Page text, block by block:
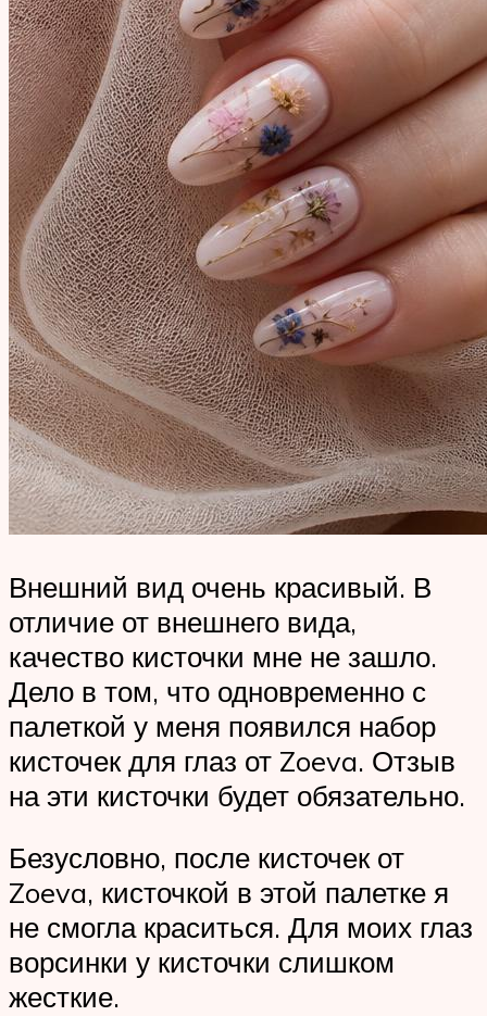
Внешний вид очень красивый. В
отличие от внешнего вида,
качество кисточки мне не зашло.
Дело в том, что одновременно с
палеткой у меня появился набор
кисточек для глаз от Zoeva. Отзыв
на эти кисточки будет обязательно.
Безусловно, после кисточек от
Zoeva, кисточкой в этой палетке я
не смогла краситься. Для моих глаз
ворсинки у кисточки слишком
жесткие.